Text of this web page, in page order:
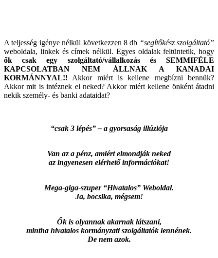
A teljesség igénye nélkül következzen 8 db “segítőkész szolgáltató”
weboldala, linkek és címek nélkül. Egyes oldalak feltüntetik, hogy
ők csak egy szolgáltató/vállalkozás és SEMMIFÉLE
KAPCSOLATBAN NEM ÁLLNAK A KANADAI
KORMÁNNYAL!! Akkor miért is kellene megbízni bennük?
Akkor mit is intéznek el neked? Akkor miért kellene önként átadni
nekik személy- és banki adataidat?
“csak 3 lépés” – a gyorsaság illúziója
Van az a pénz, amiért elmondják neked
az ingyenesen elérhető információkat!
Mega-giga-szuper “Hivatalos” Weboldal.
Ja, bocsika, mégsem!
Ők is olyannak akarnak látszani,
mintha hivatalos kormányzati szolgáltatók lennének.
De nem azok.